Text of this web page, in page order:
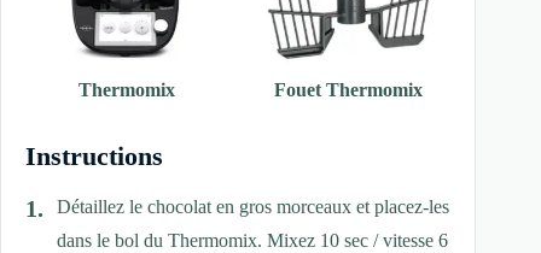
Thermomix Fouet Thermomix
Instructions
Détaillez le chocolat en gros morceaux et placez-les
dans le bol du Thermomix. Mixez 10 sec / vitesse 6